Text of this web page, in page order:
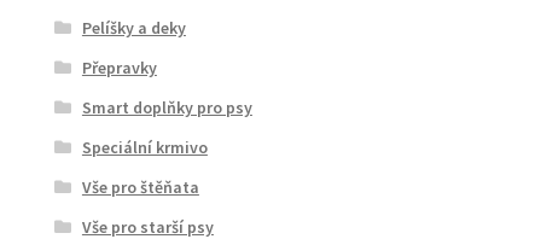
Pelíšky a deky
Přepravky
Smart doplňky pro psy
Speciální krmivo
Vše pro štěňata
Vše pro starší psy